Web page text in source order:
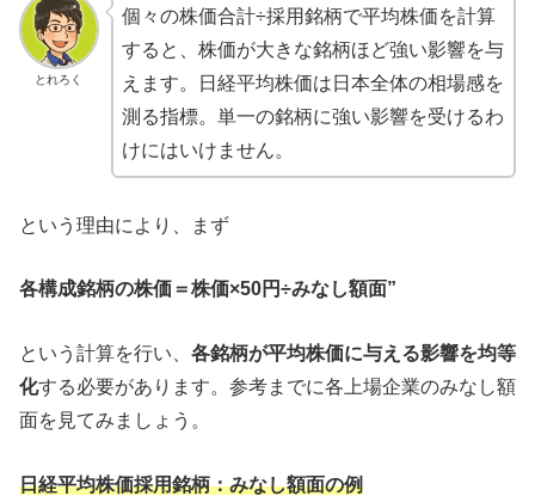
とれろく
個々の株価合計÷採用銘柄で平均株価を計算
すると、株価が大きな銘柄ほど強い影響を与
えます。日経平均株価は日本全体の相場感を
測る指標。単一の銘柄に強い影響を受けるわ
けにはいけません。
という理由により、まず
各構成銘柄の株価＝株価×50円÷みなし額面”
という計算を行い、 各銘柄が平均株価に与える影響を均等
化する必要があります。参考までに各上場企業のみなし額
面を見てみましょう。
日経平均株価採用銘柄：みなし額面の例